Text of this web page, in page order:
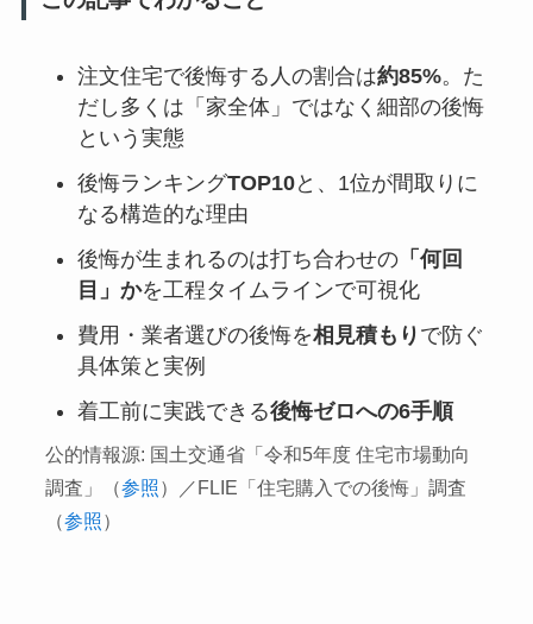
注文住宅で後悔する人の割合は約85%。た
だし多くは「家全体」ではなく細部の後悔
という実態
後悔ランキングTOP10と、1位が間取りに
なる構造的な理由
後悔が生まれるのは打ち合わせの「何回
目」かを工程タイムラインで可視化
費用・業者選びの後悔を相見積もり で防ぐ
具体策と実例
着工前に実践できる後悔ゼロへの6手順
公的情報源: 国土交通省「令和5年度 住宅市場動向
調査」（参照）／FLIE「住宅購入での後悔」調査
（参照）